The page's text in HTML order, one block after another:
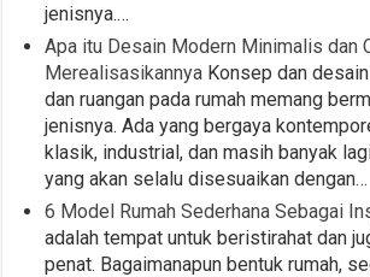
jenisnya.…
Apa itu Desain Modern Minimalis dan
Merealisasikannya Konsep dan
dan ruangan pada rumah memang
jenisnya. Ada yang bergaya
klasik, industrial, dan masih banyak
yang akan selalu disesuaikan dengan…
6 Model Rumah Sederhana Sebagai
adalah tempat untuk beristirahat dan
penat. Bagaimanapun bentuk rumah,